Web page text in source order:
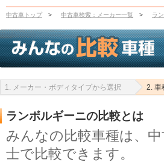
中古車トップ > 中古車検索：メーカー一覧 > ラ
1. メーカー・ボディタイプから選択 2. 車
ランボルギーニの比較とは
みんなの比較車種は、
士で比較できます。